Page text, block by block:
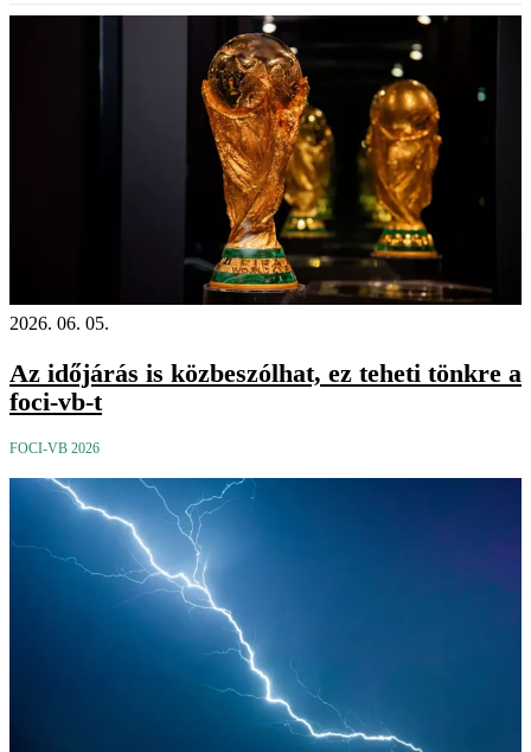
2026. 06. 05.
Az időjárás is közbeszólhat, ez teheti tönkre a
foci-vb-t
FOCI-VB 2026